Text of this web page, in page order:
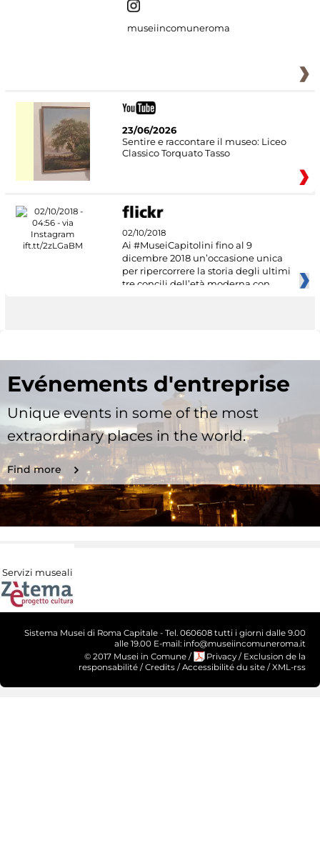
museiincomuneroma
23/06/2026
Sentire e raccontare il museo: Liceo
Classico Torquato Tasso
02/10/2018
Ai #MuseiCapitolini fino al 9
dicembre 2018 un’occasione unica
per ripercorrere la storia degli ultimi
tre concili dell’età moderna con
Evénements d'entreprise
Unique events in some of the most
extraordinary places in the world.
Find more
Servizi museali
Sistema Musei di Roma Capitale - Tel. 060608 tutti i giorni dalle 9.00
alle 19.00 E-mail: info@museiincomuneroma.it
© 2017 Musei in Comune / Privacy / Exclusion de la
responsabilité / Credits / Accessibilité du site / XML-rss